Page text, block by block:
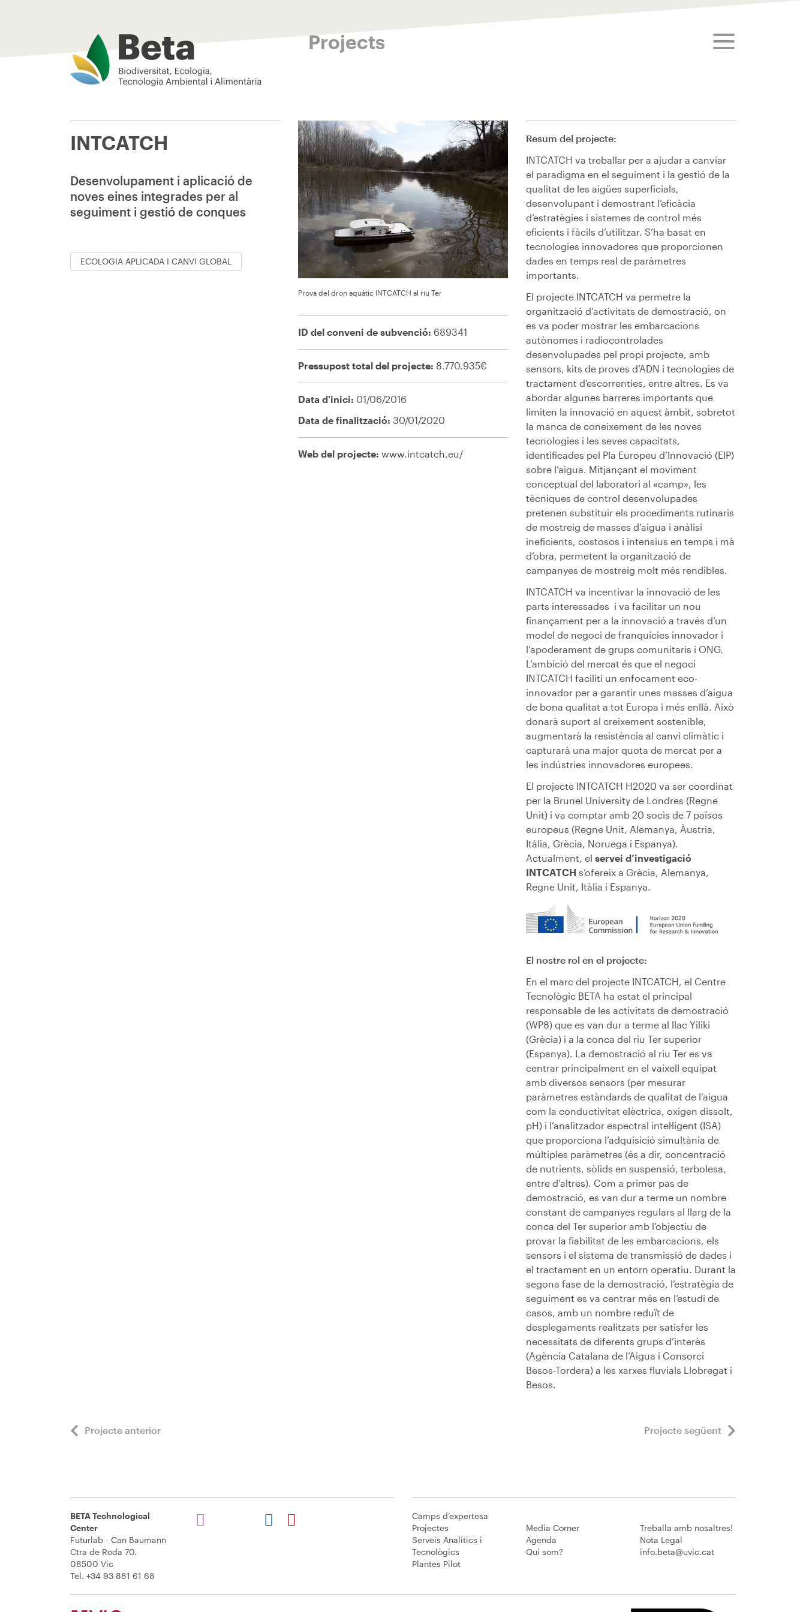
Beta Tech Center toggle menu
Projects
INTCATCH
Desenvolupament i aplicació de
noves eines integrades per al
seguiment i gestió de conques
ECOLOGIA APLICADA I CANVI GLOBAL
Prova del dron aquàtic INTCATCH al riu Ter
ID del conveni de subvenció: 689341
Pressupost total del projecte: 8.770.935€
Data d'inici: 01/06/2016
Data de finalització: 30/01/2020
Web del projecte: www.intcatch.eu/
Resum del projecte:
INTCATCH va treballar per a ajudar a canviar
el paradigma en el seguiment i la gestió de la
qualitat de les aigües superficials,
desenvolupant i demostrant l’eficàcia
d’estratègies i sistemes de control més
eficients i fàcils d’utilitzar. S’ha basat en
tecnologies innovadores que proporcionen
dades en temps real de paràmetres
importants.
El projecte INTCATCH va permetre la
organització d’activitats de demostració, on
es va poder mostrar les embarcacions
autònomes i radiocontrolades
desenvolupades pel propi projecte, amb
sensors, kits de proves d’ADN i tecnologies de
tractament d’escorrenties, entre altres. Es va
abordar algunes barreres importants que
limiten la innovació en aquest àmbit, sobretot
la manca de coneixement de les noves
tecnologies i les seves capacitats,
identificades pel Pla Europeu d’Innovació (EIP)
sobre l’aigua. Mitjançant el moviment
conceptual del laboratori al «camp», les
tècniques de control desenvolupades
pretenen substituir els procediments rutinaris
de mostreig de masses d’aigua i anàlisi
ineficients, costosos i intensius en temps i mà
d’obra, permetent la organització de
campanyes de mostreig molt més rendibles.
INTCATCH va incentivar la innovació de les
parts interessades i va facilitar un nou
finançament per a la innovació a través d’un
model de negoci de franquícies innovador i
l’apoderament de grups comunitaris i ONG.
L’ambició del mercat és que el negoci
INTCATCH faciliti un enfocament eco-
innovador per a garantir unes masses d’aigua
de bona qualitat a tot Europa i més enllà. Això
donarà suport al creixement sostenible,
augmentarà la resistència al canvi climàtic i
capturarà una major quota de mercat per a
les indústries innovadores europees.
El projecte INTCATCH H2020 va ser coordinat
per la Brunel University de Londres (Regne
Unit) i va comptar amb 20 socis de 7 països
europeus (Regne Unit, Alemanya, Àustria,
Itàlia, Grècia, Noruega i Espanya).
Actualment, el servei d’investigació
INTCATCH s’ofereix a Grècia, Alemanya,
Regne Unit, Itàlia i Espanya.
El nostre rol en el projecte:
En el marc del projecte INTCATCH, el Centre
Tecnològic BETA ha estat el principal
responsable de les activitats de demostració
(WP8) que es van dur a terme al llac Yiliki
(Grècia) i a la conca del riu Ter superior
(Espanya). La demostració al riu Ter es va
centrar principalment en el vaixell equipat
amb diversos sensors (per mesurar
paràmetres estàndards de qualitat de l’aigua
com la conductivitat elèctrica, oxigen dissolt,
pH) i l’analitzador espectral intel·ligent (ISA)
que proporciona l’adquisició simultània de
múltiples paràmetres (és a dir, concentració
de nutrients, sòlids en suspensió, terbolesa,
entre d’altres). Com a primer pas de
demostració, es van dur a terme un nombre
constant de campanyes regulars al llarg de la
conca del Ter superior amb l’objectiu de
provar la fiabilitat de les embarcacions, els
sensors i el sistema de transmissió de dades i
el tractament en un entorn operatiu. Durant la
segona fase de la demostració, l’estratègia de
seguiment es va centrar més en l’estudi de
casos, amb un nombre reduït de
desplegaments realitzats per satisfer les
necessitats de diferents grups d’interès
(Agència Catalana de l’Aigua i Consorci
Besos-Tordera) a les xarxes fluvials Llobregat i
Besos.
Projecte anterior Projecte següent
BETA Technological
Center
Futurlab - Can Baumann
Ctra de Roda 70.
08500 Vic
Tel. +34 93 881 61 68
Camps d’expertesa
Projectes
Serveis Analítics i
Tecnològics
Plantes Pilot
Media Corner
Agenda
Qui som?
Treballa amb nosaltres!
Nota Legal
info.beta@uvic.cat